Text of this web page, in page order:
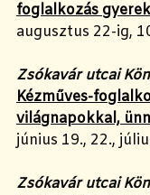
foglalkozás
augusztus 22-ig,
Zsókavár utcai
Kézműves-
világnapokkal,
június 19., 22.,
Zsókavár utcai